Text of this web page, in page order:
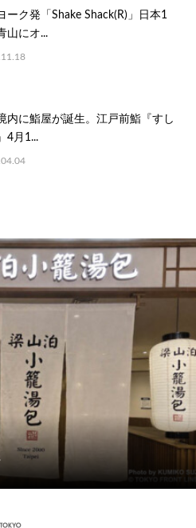
ーク発「Shake Shack(R)」日本1
山にオ...
内に鮨屋が誕生。江戸前鮨『すし
4月1...